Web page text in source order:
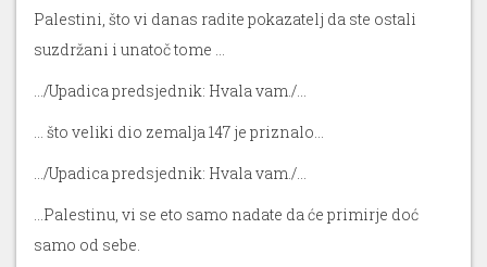
Palestini, što vi danas radite pokazatelj da ste ostali
suzdržani i unatoč tome …
…/Upadica predsjednik: Hvala vam./…
… što veliki dio zemalja 147 je priznalo…
…/Upadica predsjednik: Hvala vam./…
…Palestinu, vi se eto samo nadate da će primirje doć
samo od sebe.